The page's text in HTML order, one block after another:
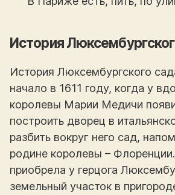
История
История Люксембургского
начало в 1611 году, когда у
королевы Марии Медичи
построить дворец в
разбить вокруг него сад,
родине королевы –
приобрела у герцога
земельный участок в